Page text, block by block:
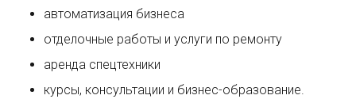
автоматизация бизнеса
отделочные работы и услуги по ремонту
аренда спецтехники
курсы, консультации и бизнес-образование.